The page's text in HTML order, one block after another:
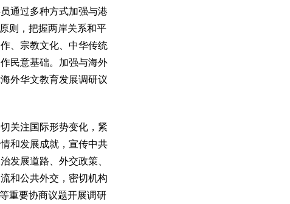
通过多种方式加强与港
则，把握两岸关系和平
、宗教文化、中华传统
民意基础。加强与海外
外华文教育发展调研议
关注国际形势变化，紧
和发展成就，宣传中共
发展道路、外交政策、
和公共外交，密切机构
重要协商议题开展调研